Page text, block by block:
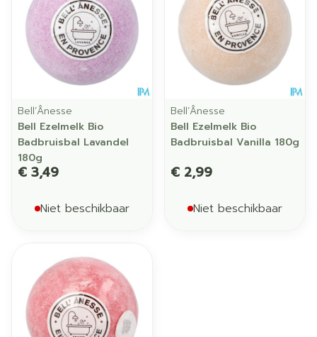
Bell’Ânesse
Bell Ezelmelk Bio
Badbruisbal Lavandel
180g
€ 3,49
Niet beschikbaar
Bell’Ânesse
Bell Ezelmelk Bio
Badbruisbal Vanilla 180g
€ 2,99
Niet beschikbaar